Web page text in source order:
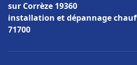
sur Corrèze 19360
installation et dépannage
71700